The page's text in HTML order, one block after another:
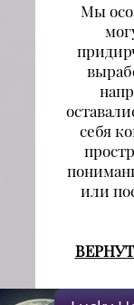
Мы
себя
или